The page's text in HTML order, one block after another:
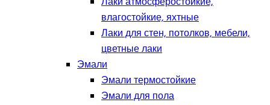
влагостойкие, яхтные
Лаки для стен, потолков, мебели,
цветные лаки
Эмали
Эмали термостойкие
Эмали для пола